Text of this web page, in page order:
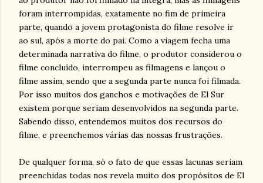
foram interrompidas, exatamente no fim de primeira
parte, quando a jovem protagonista do filme resolve ir
ao sul, após a morte do pai. Como a viagem fecha uma
determinada narrativa do filme, o produtor considerou o
filme concluído, interrompeu as filmagens e lançou o
filme assim, sendo que a segunda parte nunca foi filmada.
Por isso muitos dos ganchos e motivações de El Sur
existem porque seriam desenvolvidos na segunda parte.
Sabendo disso, entendemos muitos dos recursos do
filme, e preenchemos várias das nossas frustrações.
De qualquer forma, só o fato de que essas lacunas seriam
preenchidas todas nos revela muito dos propósitos de El